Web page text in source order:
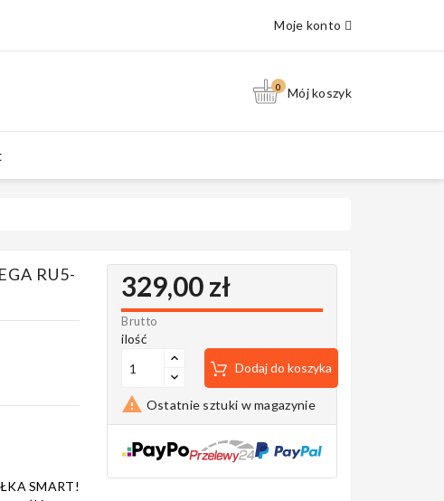
Moje konto
0 Mój koszyk
RU5-
SMART!
329,00 zł
Brutto
ilość
Dodaj do koszyka
 Ostatnie sztuki w magazynie